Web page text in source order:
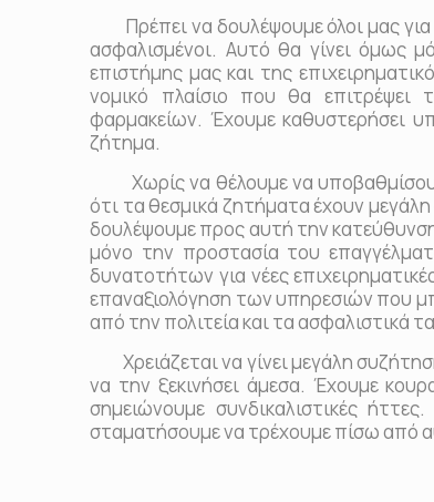
Πρέπει να δουλέψουμε όλοι μας για
ασφαλισμένοι. Αυτό θα γίνει όμως
επιστήμης μας και της
νομικό πλαίσιο που θα επιτρέψει
φαρμακείων. Έχουμε καθυστερήσει
ζήτημα.
Χωρίς να θέλουμε να
ότι τα θεσμικά ζητήματα έχουν
δουλέψουμε προς αυτή την
μόνο την προστασία του
δυνατοτήτων για νέες
επαναξιολόγηση των υπηρεσιών που
από την πολιτεία και τα ασφαλιστικά
Χρειάζεται να γίνει μεγάλη
να την ξεκινήσει άμεσα. Έχουμε
σημειώνουμε συνδικαλιστικές
σταματήσουμε να τρέχουμε πίσω από